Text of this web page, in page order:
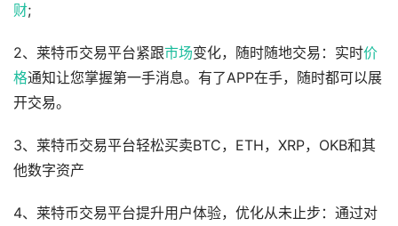
财;
2、莱特币交易平台紧跟市场变化，随时随地交易：实时价
格通知让您掌握第一手消息。有了APP在手，随时都可以展
开交易。
3、莱特币交易平台轻松买卖BTC，ETH，XRP，OKB和其
他数字资产
4、莱特币交易平台提升用户体验，优化从未止步：通过对